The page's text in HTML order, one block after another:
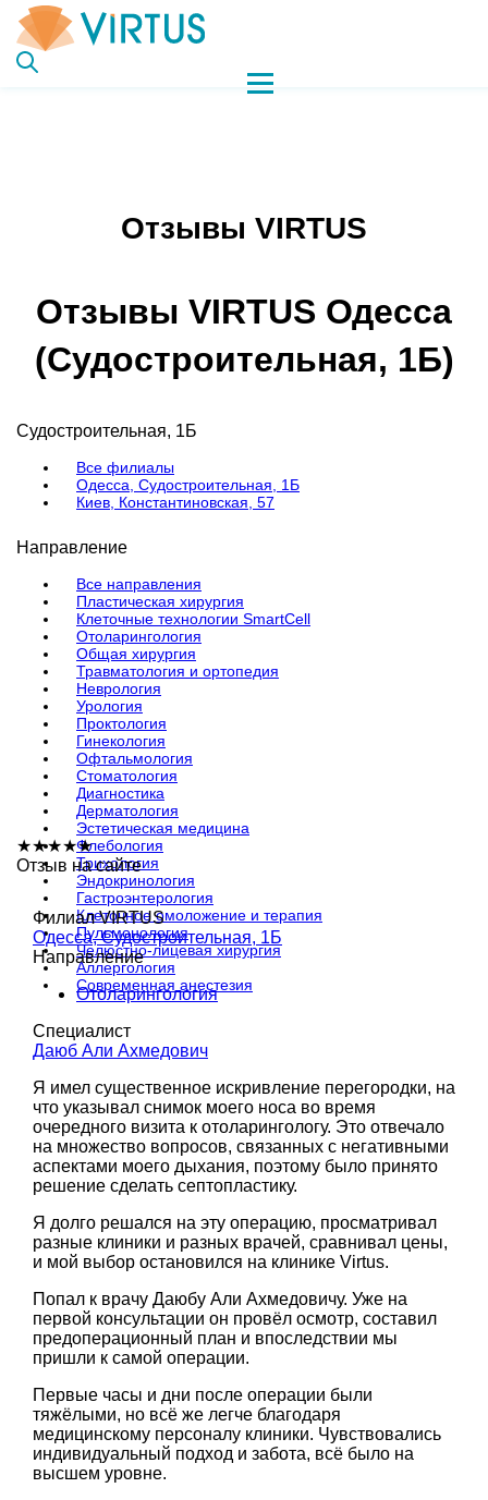
Отзывы VIRTUS
Отзывы VIRTUS Одесса
(Судостроительная, 1Б)
Судостроительная, 1Б
Все филиалы
Одесса, Судостроительная, 1Б
Киев, Константиновская, 57
Направление
Все направления
Пластическая хирургия
Клеточные технологии SmartCell
Отоларингология
Общая хирургия
Травматология и ортопедия
Неврология
Урология
Проктология
Гинекология
Офтальмология
Стоматология
Диагностика
Дерматология
Эстетическая медицина
Флебология
Трихология
Эндокринология
Гастроэнтерология
Клеточное омоложение и терапия
Пульмонология
Челюстно-лицевая хирургия
Аллергология
Современная анестезия
★★★★★
Отзыв на сайте
Филиал VIRTUS
Одесса, Судостроительная, 1Б
Направление
Отоларингология
Специалист
Даюб Али Ахмедович
Я имел существенное искривление перегородки, на
что указывал снимок моего носа во время
очередного визита к отоларингологу. Это отвечало
на множество вопросов, связанных с негативными
аспектами моего дыхания, поэтому было принято
решение сделать септопластику.
Я долго решался на эту операцию, просматривал
разные клиники и разных врачей, сравнивал цены,
и мой выбор остановился на клинике Virtus.
Попал к врачу Даюбу Али Ахмедовичу. Уже на
первой консультации он провёл осмотр, составил
предоперационный план и впоследствии мы
пришли к самой операции.
Первые часы и дни после операции были
тяжёлыми, но всё же легче благодаря
медицинскому персоналу клиники. Чувствовались
индивидуальный подход и забота, всё было на
высшем уровне.